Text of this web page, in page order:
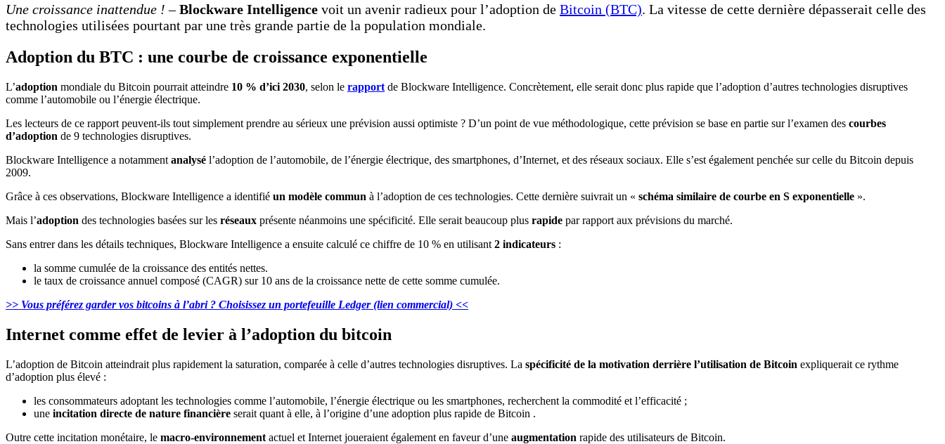
Une croissance inattendue ! –Blockware Intelligence voit un avenir radieux pour l’adoption de Bitcoin (BTC). La vitesse de cette dernière dépasserait celle des
technologies utilisées pourtant par une très grande partie de la population mondiale.
Adoption du BTC : une courbe de croissance exponentielle
L’adoption mondiale du Bitcoin pourrait atteindre 10 % d’ici 2030, selon le rapport de Blockware Intelligence. Concrètement, elle serait donc plus rapide que l’adoption d’autres technologies disruptives
comme l’automobile ou l’énergie électrique.
Les lecteurs de ce rapport peuvent-ils tout simplement prendre au sérieux une prévision aussi optimiste ? D’un point de vue méthodologique, cette prévision se base en partie sur l’examen des courbes
d’adoption de 9 technologies disruptives.
Blockware Intelligence a notamment analysé l’adoption de l’automobile, de l’énergie électrique, des smartphones, d’Internet, et des réseaux sociaux. Elle s’est également penchée sur celle du Bitcoin depuis
2009.
Grâce à ces observations, Blockware Intelligence a identifié un modèle commun à l’adoption de ces technologies. Cette dernière suivrait un « schéma similaire de courbe en S exponentielle ».
Mais l’adoption des technologies basées sur les réseaux présente néanmoins une spécificité. Elle serait beaucoup plus rapide par rapport aux prévisions du marché.
Sans entrer dans les détails techniques, Blockware Intelligence a ensuite calculé ce chiffre de 10 % en utilisant 2 indicateurs :
la somme cumulée de la croissance des entités nettes.
le taux de croissance annuel composé (CAGR) sur 10 ans de la croissance nette de cette somme cumulée.
>> Vous préférez garder vos bitcoins à l’abri ? Choisissez un portefeuille Ledger (lien commercial) <<
Internet comme effet de levier à l’adoption du bitcoin
L’adoption de Bitcoin atteindrait plus rapidement la saturation, comparée à celle d’autres technologies disruptives. La spécificité de la motivation derrière l’utilisation de Bitcoin expliquerait ce rythme
d’adoption plus élevé :
les consommateurs adoptant les technologies comme l’automobile, l’énergie électrique ou les smartphones, recherchent la commodité et l’efficacité ;
une incitation directe de nature financière serait quant à elle, à l’origine d’une adoption plus rapide de Bitcoin .
Outre cette incitation monétaire, le macro-environnement actuel et Internet joueraient également en faveur d’une augmentation rapide des utilisateurs de Bitcoin.